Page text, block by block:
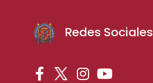
Redes Sociales